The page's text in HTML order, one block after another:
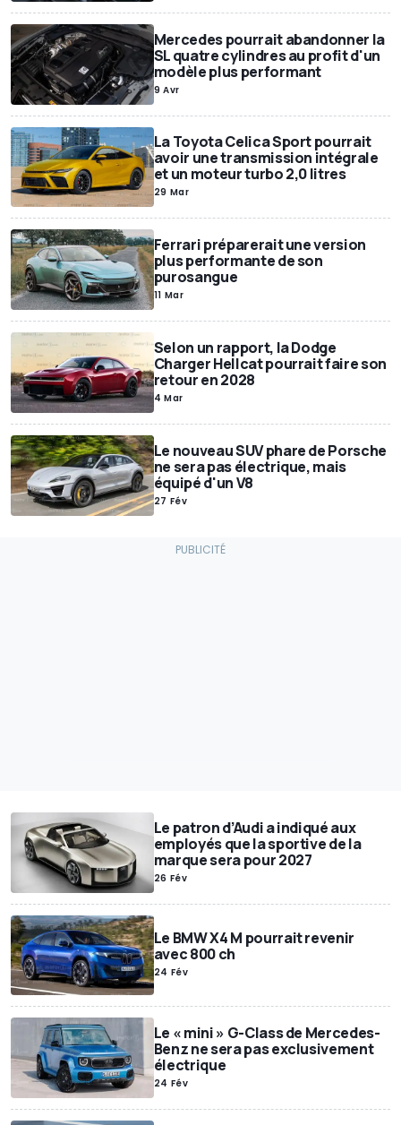
Mercedes pourrait abandonner la
SL quatre cylindres au profit d'un
modèle plus performant
9 Avr
La Toyota Celica Sport pourrait
avoir une transmission intégrale
et un moteur turbo 2,0 litres
29 Mar
Ferrari préparerait une version
plus performante de son
purosangue
11 Mar
Selon un rapport, la Dodge
Charger Hellcat pourrait faire son
retour en 2028
4 Mar
Le nouveau SUV phare de Porsche
ne sera pas électrique, mais
équipé d'un V8
27 Fév
Le patron d’Audi a indiqué aux
employés que la sportive de la
marque sera pour 2027
26 Fév
Le BMW X4 M pourrait revenir
avec 800 ch
24 Fév
Le « mini » G-Class de Mercedes-
Benz ne sera pas exclusivement
électrique
24 Fév